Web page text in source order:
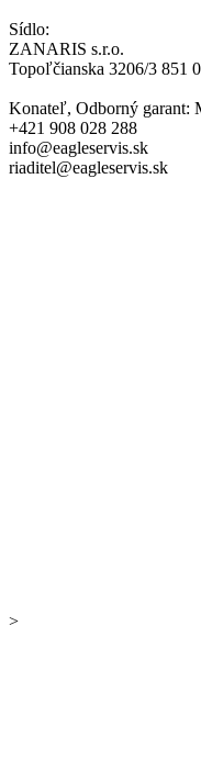
Sídlo:
ZANARIS s.r.o.
Topoľčianska 3206/3 851
Konateľ, Odborný garant:
+421 908 028 288
info@eagleservis.sk
riaditel@eagleservis.sk
>